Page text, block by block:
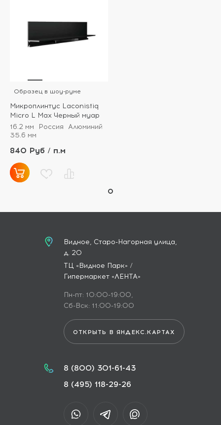
Образец в шоу-руме
Микроплинтус Laconistiq
Micro L Max Черный муар
16.2 мм
Россия
Алюминий
35.6 мм
840 Руб / п.м
Видное, Старо-Нагорная улица,
д. 20
ТЦ «Видное Парк» /
Гипермаркет «ЛЕНТА»
Пн-пт: 10:00-19:00,
Сб-Вск: 11:00-19:00
ОТКРЫТЬ В ЯНДЕКС.КАРТАХ
8 (800) 301-61-43
8 (495) 118-29-26